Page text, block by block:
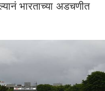
भारताच्या अडचणीत